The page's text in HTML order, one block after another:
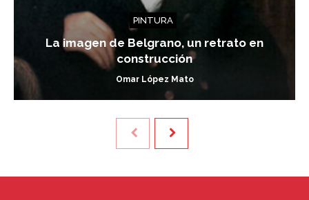
PINTURA
La imagen de Belgrano, un retrato en
construcción
Omar López Mato